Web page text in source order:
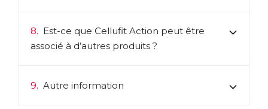
8. Est-ce que Cellufit Action peut être
associé à d’autres produits ?
9. Autre information